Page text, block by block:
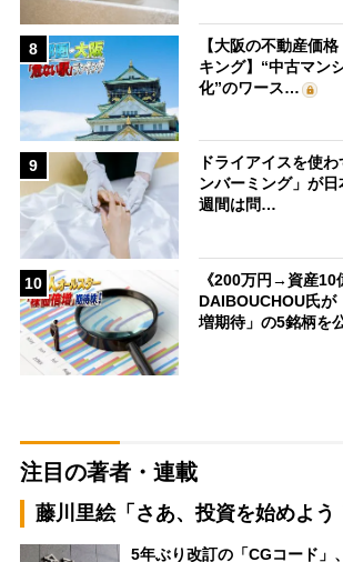
8
【大阪の不動産価
キング】“中古マン
化”のワース…
9
ドライアイスを使
ンバーミング」が
週間は問…
10
《200万円→資産10
DAIBOUCHOU氏が
増期待」の5銘柄を
注目の著者・連載
藤川里絵「さあ、投資を始めよう
5年ぶり改訂の「CGコード」